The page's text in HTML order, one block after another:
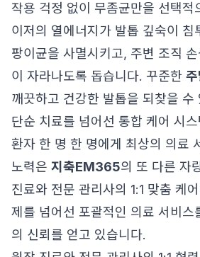
작용 걱정 없이 무좀균만을 선택적
이저의 열에너지가 발톱 깊숙이 침
팡이균을 사멸시키고, 주변 조직
이 자라나도록 돕습니다. 꾸준한 주
깨끗하고 건강한 발톱을 되찾을 수
단순 치료를 넘어선 통합 케어 시스
환자 한 명 한 명에게 최상의 의료
노력은 지축EM365의 또 다른 자
진료와 전문 관리사의 1:1 맞춤 케
제를 넘어선 포괄적인 의료 서비스
의 신뢰를 얻고 있습니다.